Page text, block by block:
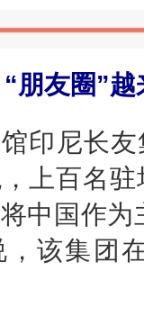
朋友圈”越
尼长友
上百名驻
中国作为
，该集团